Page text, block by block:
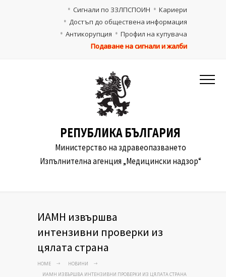
Кариери
Сигнали по ЗЗЛПСПОИН
Достъп до обществена информация
Профил на купувача
Антикорупция
Подаване на сигнали и жалби
РЕПУБЛИКА БЪЛГАРИЯ
Министерство на здравеопазването
Изпълнителна агенция „Медицински надзор“
ИАМН извършва
интензивни проверки из
цялата страна
HOME
НОВИНИ
ИАМН ИЗВЪРШВА ИНТЕНЗИВНИ ПРОВЕРКИ ИЗ ЦЯЛАТА СТРАНА